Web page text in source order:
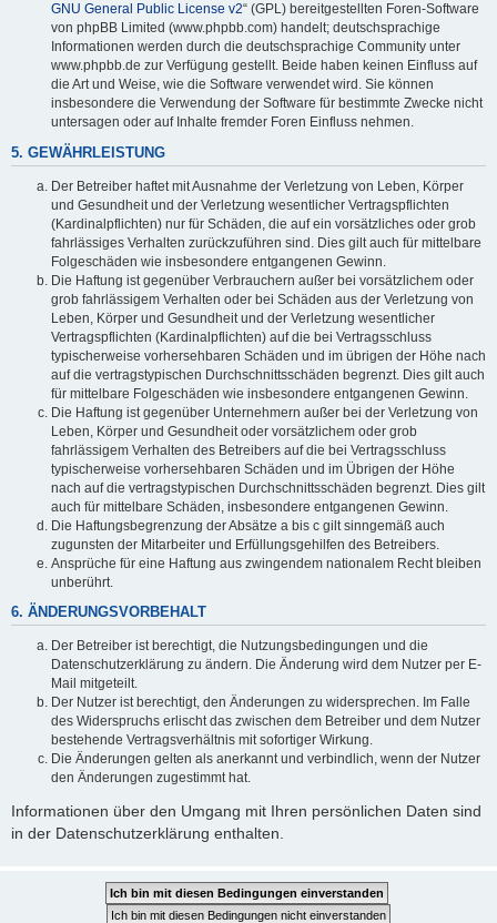
GNU General Public License v2“ (GPL) bereitgestellten Foren-Software
von phpBB Limited (www.phpbb.com) handelt; deutschsprachige
Informationen werden durch die deutschsprachige Community unter
www.phpbb.de zur Verfügung gestellt. Beide haben keinen Einfluss auf
die Art und Weise, wie die Software verwendet wird. Sie können
insbesondere die Verwendung der Software für bestimmte Zwecke nicht
untersagen oder auf Inhalte fremder Foren Einfluss nehmen.
5. GEWÄHRLEISTUNG
Der Betreiber haftet mit Ausnahme der Verletzung von Leben, Körper
und Gesundheit und der Verletzung wesentlicher Vertragspflichten
(Kardinalpflichten) nur für Schäden, die auf ein vorsätzliches oder grob
fahrlässiges Verhalten zurückzuführen sind. Dies gilt auch für mittelbare
Folgeschäden wie insbesondere entgangenen Gewinn.
Die Haftung ist gegenüber Verbrauchern außer bei vorsätzlichem oder
grob fahrlässigem Verhalten oder bei Schäden aus der Verletzung von
Leben, Körper und Gesundheit und der Verletzung wesentlicher
Vertragspflichten (Kardinalpflichten) auf die bei Vertragsschluss
typischerweise vorhersehbaren Schäden und im übrigen der Höhe nach
auf die vertragstypischen Durchschnittsschäden begrenzt. Dies gilt auch
für mittelbare Folgeschäden wie insbesondere entgangenen Gewinn.
Die Haftung ist gegenüber Unternehmern außer bei der Verletzung von
Leben, Körper und Gesundheit oder vorsätzlichem oder grob
fahrlässigem Verhalten des Betreibers auf die bei Vertragsschluss
typischerweise vorhersehbaren Schäden und im Übrigen der Höhe
nach auf die vertragstypischen Durchschnittsschäden begrenzt. Dies gilt
auch für mittelbare Schäden, insbesondere entgangenen Gewinn.
Die Haftungsbegrenzung der Absätze a bis c gilt sinngemäß auch
zugunsten der Mitarbeiter und Erfüllungsgehilfen des Betreibers.
Ansprüche für eine Haftung aus zwingendem nationalem Recht bleiben
unberührt.
6. ÄNDERUNGSVORBEHALT
Der Betreiber ist berechtigt, die Nutzungsbedingungen und die
Datenschutzerklärung zu ändern. Die Änderung wird dem Nutzer per E-
Mail mitgeteilt.
Der Nutzer ist berechtigt, den Änderungen zu widersprechen. Im Falle
des Widerspruchs erlischt das zwischen dem Betreiber und dem Nutzer
bestehende Vertragsverhältnis mit sofortiger Wirkung.
Die Änderungen gelten als anerkannt und verbindlich, wenn der Nutzer
den Änderungen zugestimmt hat.
Informationen über den Umgang mit Ihren persönlichen Daten sind
in der Datenschutzerklärung enthalten.